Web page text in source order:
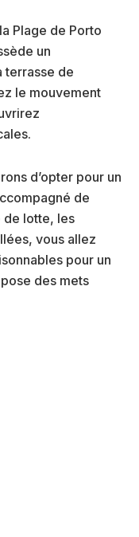
Plage de Porto
un
terrasse de
le mouvement
d’opter pour un
de
de lotte, les
vous allez
pour un
des mets